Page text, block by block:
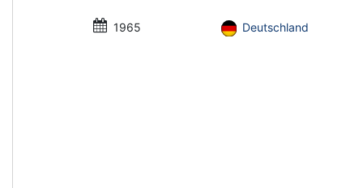
1965 Deutschland